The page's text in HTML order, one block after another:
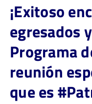
¡Exitoso
egresados
Programa
reunión
que es